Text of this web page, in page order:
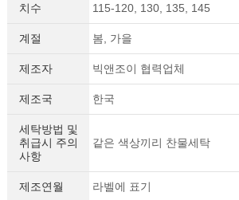
치수 115-120, 130, 135, 145
계절 봄, 가을
제조자 빅앤조이 협력업체
제조국 한국
세탁방법 및
취급시 주의
사항
같은 색상끼리 찬물세탁
제조연월 라벨에 표기